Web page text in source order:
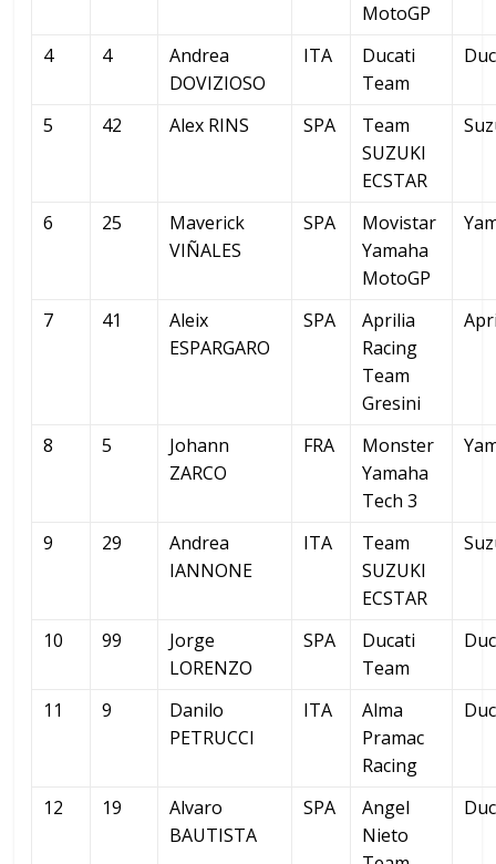
MotoGP
4 4
Andrea
DOVIZIOSO
ITA
Ducati
Team
5 42 Alex RINS SPA
Team
SUZUKI
ECSTAR
6 25
Maverick
VIÑALES
SPA
Movistar
Yamaha
MotoGP
7 41
Aleix
ESPARGARO
SPA
Aprilia
Racing
Team
Gresini
8 5
Johann
ZARCO
FRA
Monster
Yamaha
Tech 3
9 29
Andrea
IANNONE
ITA
Team
SUZUKI
ECSTAR
10 99
Jorge
LORENZO
SPA
Ducati
Team
11 9
Danilo
PETRUCCI
ITA
Alma
Pramac
Racing
12 19
Alvaro
BAUTISTA
SPA
Angel
Nieto